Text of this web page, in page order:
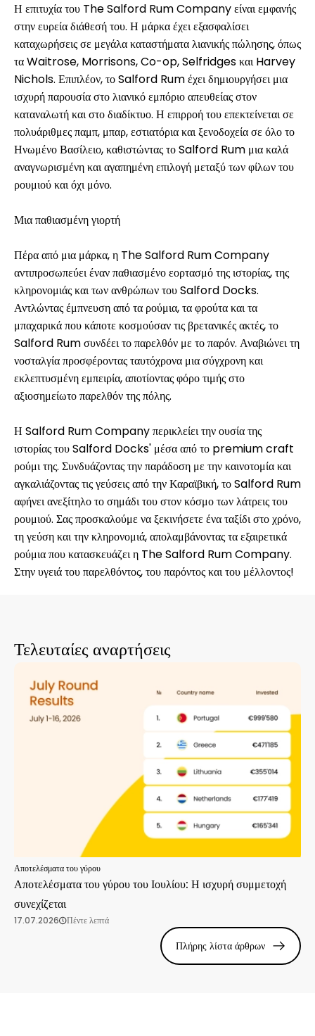
Η επιτυχία του The Salford Rum Company είναι εμφανής
στην ευρεία διάθεσή του. Η μάρκα έχει εξασφαλίσει
καταχωρήσεις σε μεγάλα καταστήματα λιανικής πώλησης, όπως
τα Waitrose, Morrisons, Co-op, Selfridges και Harvey
Nichols. Επιπλέον, το Salford Rum έχει δημιουργήσει μια
ισχυρή παρουσία στο λιανικό εμπόριο απευθείας στον
καταναλωτή και στο διαδίκτυο. Η επιρροή του επεκτείνεται σε
πολυάριθμες παμπ, μπαρ, εστιατόρια και ξενοδοχεία σε όλο το
Ηνωμένο Βασίλειο, καθιστώντας το Salford Rum μια καλά
αναγνωρισμένη και αγαπημένη επιλογή μεταξύ των φίλων του
ρουμιού και όχι μόνο.
Μια παθιασμένη γιορτή
Πέρα από μια μάρκα, η The Salford Rum Company
αντιπροσωπεύει έναν παθιασμένο εορτασμό της ιστορίας, της
κληρονομιάς και των ανθρώπων του Salford Docks.
Αντλώντας έμπνευση από τα ρούμια, τα φρούτα και τα
μπαχαρικά που κάποτε κοσμούσαν τις βρετανικές ακτές, το
Salford Rum συνδέει το παρελθόν με το παρόν. Αναβιώνει τη
νοσταλγία προσφέροντας ταυτόχρονα μια σύγχρονη και
εκλεπτυσμένη εμπειρία, αποτίοντας φόρο τιμής στο
αξιοσημείωτο παρελθόν της πόλης.
Η Salford Rum Company περικλείει την ουσία της
ιστορίας του Salford Docks' μέσα από το premium craft
ρούμι της. Συνδυάζοντας την παράδοση με την καινοτομία και
αγκαλιάζοντας τις γεύσεις από την Καραϊβική, το Salford Rum
αφήνει ανεξίτηλο το σημάδι του στον κόσμο των λάτρεις του
ρουμιού. Σας προσκαλούμε να ξεκινήσετε ένα ταξίδι στο χρόνο,
τη γεύση και την κληρονομιά, απολαμβάνοντας τα εξαιρετικά
ρούμια που κατασκευάζει η The Salford Rum Company.
Στην υγειά του παρελθόντος, του παρόντος και του μέλλοντος!
Τελευταίες αναρτήσεις
Αποτελέσματα του γύρου
Αποτελέσματα του γύρου του Ιουλίου: Η ισχυρή συμμετοχή
συνεχίζεται
17.07.2026 Πέντε λεπτά
Πλήρης λίστα άρθρων